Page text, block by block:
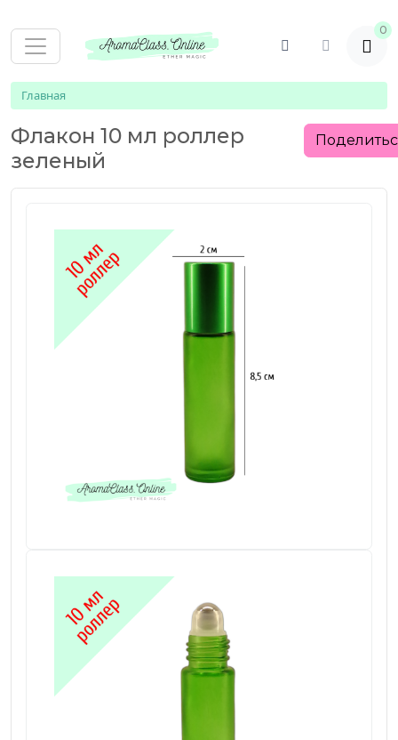
0
Главная
Флакон 10 мл роллер
зеленый